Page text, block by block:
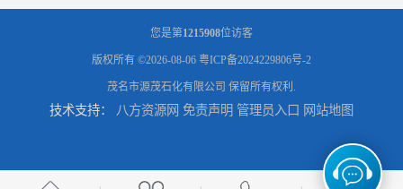
您是第1215908位访客
版权所有 ©2026-08-06 粤ICP备2024229806号-2
茂名市源茂石化有限公司 保留所有权利.
技术支持： 八方资源网 免责声明 管理员入口 网站地图